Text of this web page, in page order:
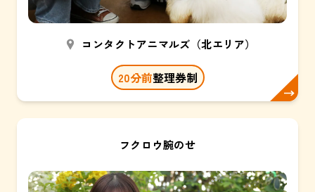
コンタクトアニマルズ（北エリア）
20分前整理券制
フクロウ腕のせ